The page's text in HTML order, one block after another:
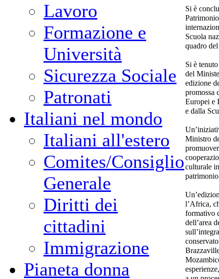
Lavoro
Formazione e
Università
Sicurezza Sociale
Patronati
Italiani nel mondo
Italiani all'estero
Comites/Consiglio
Generale
Diritti dei
cittadini
Immigrazione
Pianeta donna
Si è
Scuola
quadro
Si è
del
edizione
promossa
Europei e
e dalla
Ministro
culturale
l’Africa,
formativo
dell’area